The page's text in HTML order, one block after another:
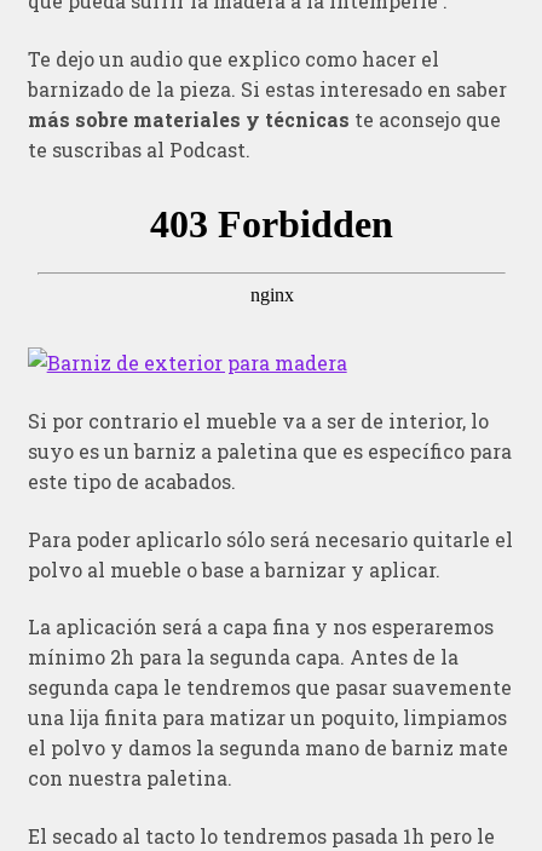
Te dejo un audio que explico como hacer el
barnizado de la pieza. Si estas interesado en saber
más sobre materiales y técnicas te aconsejo que
te suscribas al Podcast.
Si por contrario el mueble va a ser de interior, lo
suyo es un barniz a paletina que es específico para
este tipo de acabados.
Para poder aplicarlo sólo será necesario quitarle el
polvo al mueble o base a barnizar y aplicar.
La aplicación será a capa fina y nos esperaremos
mínimo 2h para la segunda capa. Antes de la
segunda capa le tendremos que pasar suavemente
una lija finita para matizar un poquito, limpiamos
el polvo y damos la segunda mano de barniz mate
con nuestra paletina.
El secado al tacto lo tendremos pasada 1h pero le